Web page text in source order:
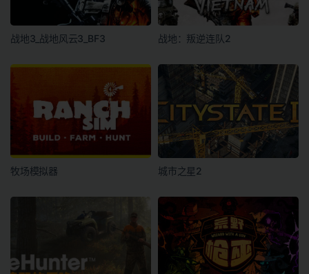
战地3_战地风云3_BF3 战地：叛逆连队2
牧场模拟器 城市之星2